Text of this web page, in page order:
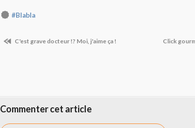
#Blabla
C'est grave docteur !? Moi, j'aime ça ! Click
Commenter cet article